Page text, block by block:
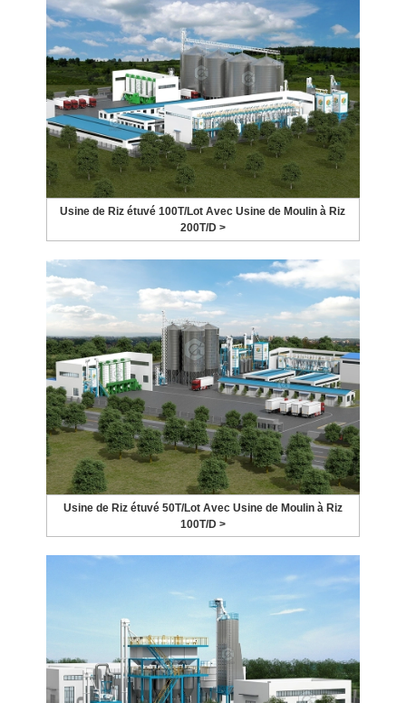
Usine de Riz étuvé 100T/Lot Avec Usine de Moulin à Riz
200T/D >
Usine de Riz étuvé 50T/Lot Avec Usine de Moulin à Riz
100T/D >